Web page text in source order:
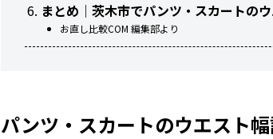
まとめ｜茨木市でパンツ・スカートの
お直し比較COM 編集部より
パンツ・スカートのウエスト